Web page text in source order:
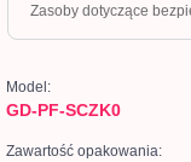
Zasoby dotyczące
Model:
GD-PF-SCZK0
Zawartość opakowania: